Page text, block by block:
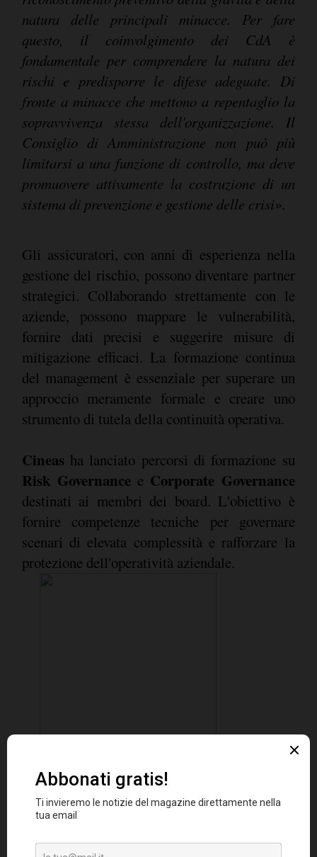
natura delle principali minacce. Per fare
questo, il coinvolgimento dei CdA è
fondamentale per comprendere la natura dei
rischi e predisporre le difese adeguate. Di
fronte a minacce che mettono a repentaglio la
sopravvivenza stessa dell'organizzazione. Il
Consiglio di Amministrazione non può più
limitarsi a una funzione di controllo, ma deve
promuovere attivamente la costruzione di un
sistema di prevenzione e gestione delle crisi».
Gli assicuratori, con anni di esperienza nella
gestione del rischio, possono diventare partner
strategici. Collaborando strettamente con le
aziende, possono mappare le vulnerabilità,
fornire dati precisi e suggerire misure di
mitigazione efficaci. La formazione continua
del management è essenziale per superare un
approccio meramente formale e creare uno
strumento di tutela della continuità operativa.
Cineas ha lanciato percorsi di formazione su
Risk Governance e Corporate Governance
destinati ai membri dei board. L'obiettivo è
fornire competenze tecniche per governare
scenari di elevata complessità e rafforzare la
protezione dell'operatività aziendale.